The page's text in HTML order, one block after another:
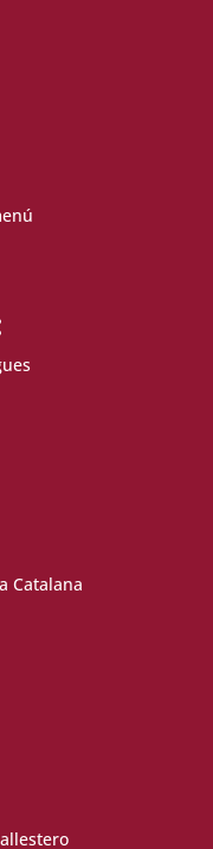
Catalana